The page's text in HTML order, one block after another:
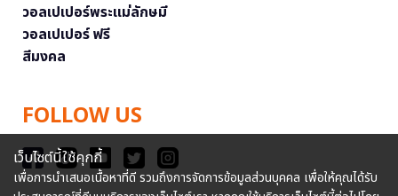
วอลเปเปอร์พระแม่ลักษมี
วอลเปเปอร์ ฟรี
สีมงคล
FOLLOW US
เว็บไซต์นี้ใช้คุกกี้
เพื่อการนำเสนอเนื้อหาที่ดี รวมถึงการจัดการข้อมูลส่วนบุคคล เพื่อให้คุณได้รับ